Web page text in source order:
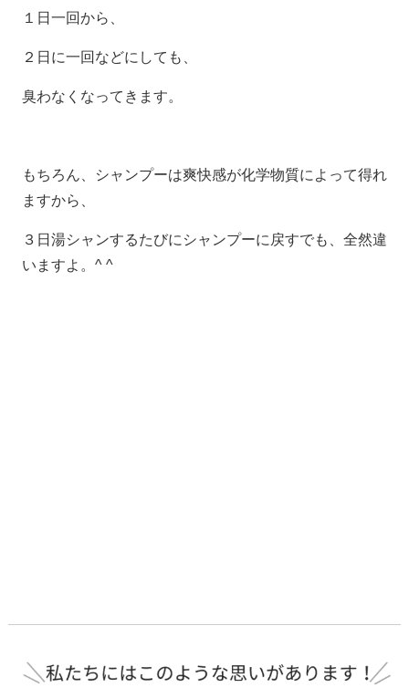
１日一回から、
２日に一回などにしても、
臭わなくなってきます。
もちろん、シャンプーは爽快感が化学物質によって得れ
ますから、
３日湯シャンするたびにシャンプーに戻すでも、全然違
いますよ。^ ^